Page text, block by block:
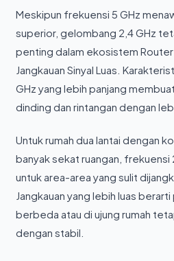
Meskipun frekuensi 5 GHz
superior, gelombang 2,4 GHz
penting dalam ekosistem Router
Jangkauan Sinyal Luas.
GHz yang lebih panjang
dinding dan rintangan dengan
Untuk rumah dua lantai dengan
banyak sekat ruangan, frekuensi
untuk area-area yang sulit
Jangkauan yang lebih luas
berbeda atau di ujung rumah
dengan stabil.